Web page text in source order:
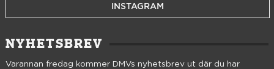
INSTAGRAM
NYHETSBREV
Varannan fredag kommer DMVs nyhetsbrev ut där du har